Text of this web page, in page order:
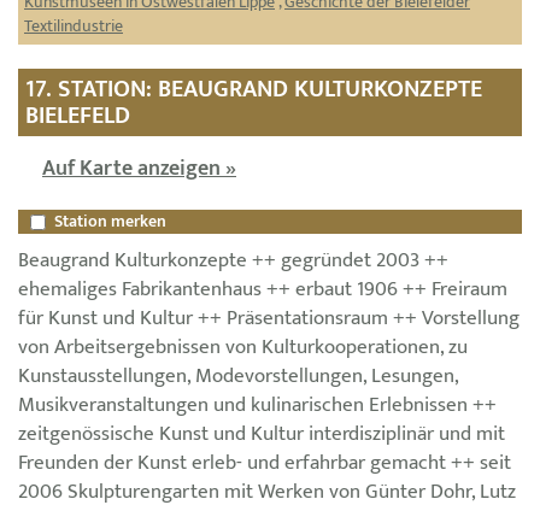
Textilindustrie
17. STATION: BEAUGRAND KULTURKONZEPTE
BIELEFELD
Auf Karte anzeigen »
Station merken
Beaugrand Kulturkonzepte ++ gegründet 2003 ++
ehemaliges Fabrikantenhaus ++ erbaut 1906 ++ Freiraum
für Kunst und Kultur ++ Präsentationsraum ++ Vorstellung
von Arbeitsergebnissen von Kulturkooperationen, zu
Kunstausstellungen, Modevorstellungen, Lesungen,
Musikveranstaltungen und kulinarischen Erlebnissen ++
zeitgenössische Kunst und Kultur interdisziplinär und mit
Freunden der Kunst erleb- und erfahrbar gemacht ++ seit
2006 Skulpturengarten mit Werken von Günter Dohr, Lutz